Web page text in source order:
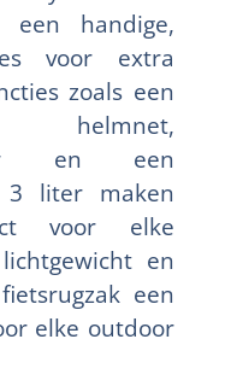
handige,
voor extra
zoals een
en een
3 liter maken
voor elke
en
een
elke outdoor